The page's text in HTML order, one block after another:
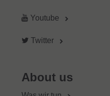
Youtube
Twitter
About us